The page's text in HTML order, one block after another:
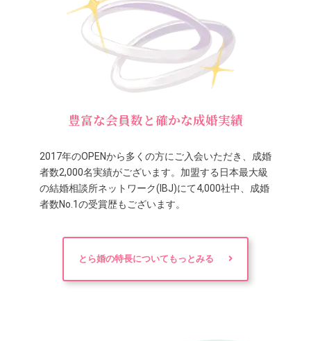
豊富な会員数と確かな成婚実績
2017年のOPENから多くの方にご入会いただき、成婚
者数2,000名実績がございます。加盟する日本最大級
の結婚相談所ネットワーク(IBJ)にて4,000社中、成婚
者数No.1の受賞歴もございます。
とら婚の特長についてもっとみる